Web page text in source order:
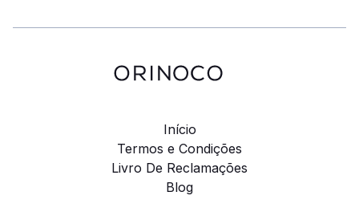
Início
Termos e Condições
Livro De Reclamações
Blog